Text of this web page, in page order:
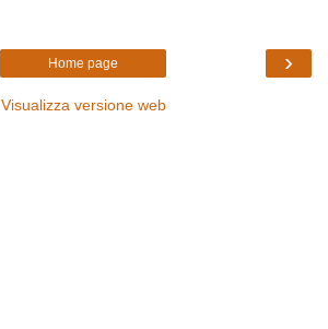
›
Home page
Visualizza versione web